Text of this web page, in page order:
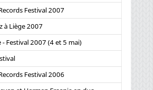
Festival 2007
à Liège 2007
- Festival 2007 (4 et 5 mai)
Festival 2006